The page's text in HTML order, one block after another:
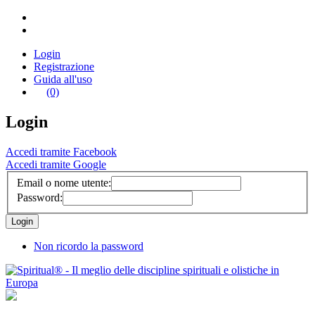
Login
Registrazione
Guida all'uso
(0)
Login
Accedi tramite Facebook
Accedi tramite Google
Email o nome utente:
Password:
Non ricordo la password